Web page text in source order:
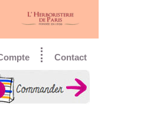
Contact